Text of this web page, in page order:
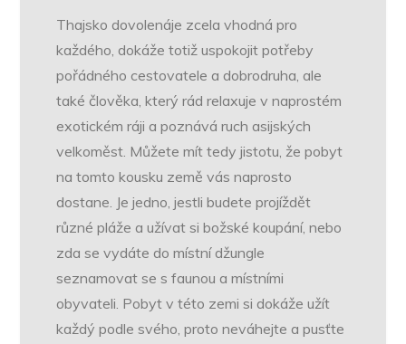
Thajsko dovolenáje zcela vhodná pro
každého, dokáže totiž uspokojit potřeby
pořádného cestovatele a dobrodruha, ale
také člověka, který rád relaxuje v naprostém
exotickém ráji a poznává ruch asijských
velkoměst. Můžete mít tedy jistotu, že pobyt
na tomto kousku země vás naprosto
dostane. Je jedno, jestli budete projíždět
různé pláže a užívat si božské koupání, nebo
zda se vydáte do místní džungle
seznamovat se s faunou a místními
obyvateli. Pobyt v této zemi si dokáže užít
každý podle svého, proto neváhejte a pusťte